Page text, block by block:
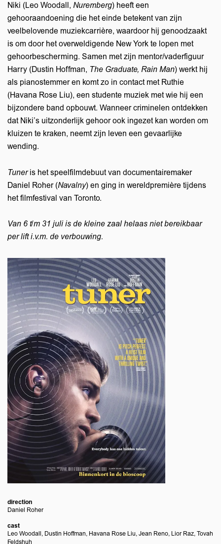
Niki (Leo Woodall, Nuremberg) heeft een
gehooraandoening die het einde betekent van zijn
veelbelovende muziekcarrière, waardoor hij genoodzaakt
is om door het overweldigende New York te lopen met
gehoorbescherming. Samen met zijn mentor/vaderfiguur
Harry (Dustin Hoffman, The Graduate, Rain Man) werkt hij
als pianostemmer en komt zo in contact met Ruthie
(Havana Rose Liu), een studente muziek met wie hij een
bijzondere band opbouwt. Wanneer criminelen ontdekken
dat Niki’s uitzonderlijk gehoor ook ingezet kan worden om
kluizen te kraken, neemt zijn leven een gevaarlijke
wending.
Tuneris het speelfilmdebuut van documentairemaker
Daniel Roher (Navalny) en ging in wereldpremière tijdens
het filmfestival van Toronto.
Van 6 t/m 31 juli is de kleine zaal helaas niet bereikbaar
per lift i.v.m. de verbouwing.
direction
Daniel Roher
cast
Leo Woodall, Dustin Hoffman, Havana Rose Liu, Jean Reno, Lior Raz, Tovah
Feldshuh